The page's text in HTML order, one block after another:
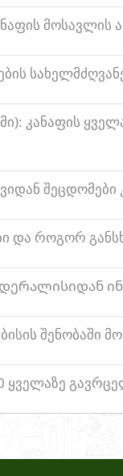
მოსავლის
კანაფის
შეცდომები
და როგორ
შენობაში
ყველაზე